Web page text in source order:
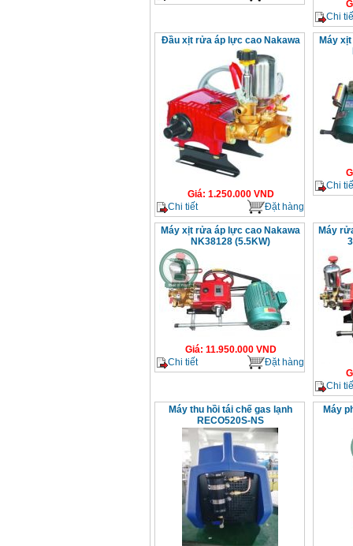
Chi
Đầu xịt rửa áp lực cao Nakawa
Giá: 1.250.000VND
Chi tiết
Đặt hàng
Máy
Chi
Máy xịt rửa áp lực cao Nakawa
NK38128 (5.5KW)
Giá: 11.950.000VND
Chi tiết
Đặt hàng
Máy
Chi
Máy thu hồi tái chế gas lạnh
RECO520S-NS
Máy